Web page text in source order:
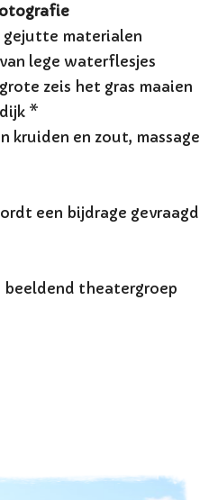
gejutte materialen
lege waterflesjes
zeis het gras maaien
*
kruiden en zout, massage
een bijdrage gevraagd
beeldend theatergroep